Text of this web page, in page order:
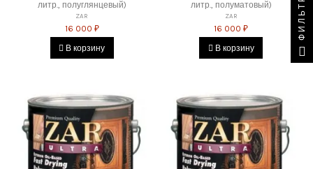
литр., полуглянцевый)
ZAR
16 000 ₽
В корзину
литр., полуматовый)
ZAR
16 000 ₽
В корзину
ФИЛЬТР